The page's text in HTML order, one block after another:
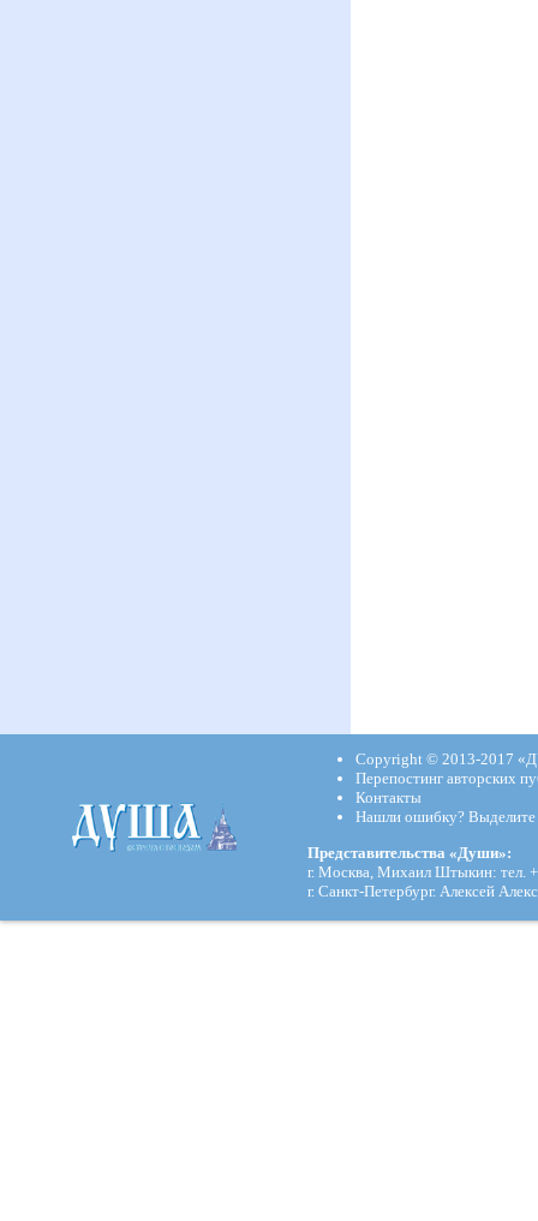
Copyright © 2013-2017
Перепостинг авторских
Контакты
Нашли ошибку?
Представительства «Души»:
г. Москва, Михаил Штыкин: тел.
г. Санкт-Петербург. Алексей